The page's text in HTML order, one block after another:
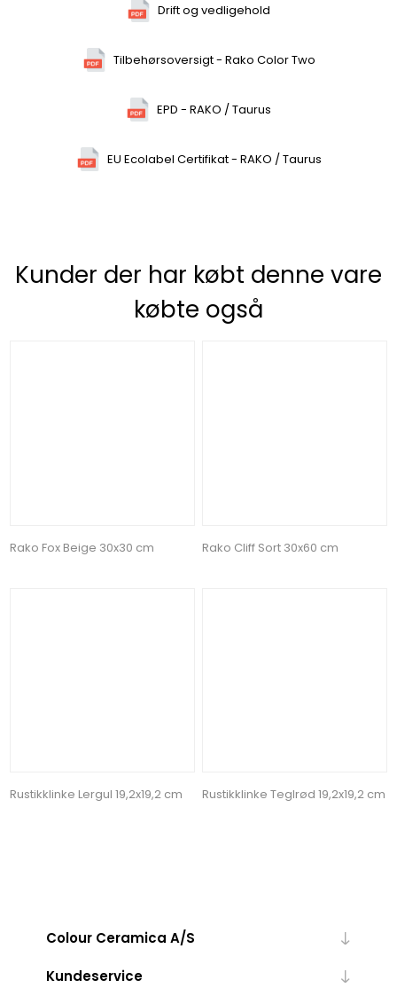
Drift og vedligehold
Tilbehørsoversigt - Rako Color Two
EPD - RAKO / Taurus
EU Ecolabel Certifikat - RAKO / Taurus
Kunder der har købt denne vare
købte også
Rako Fox Beige 30x30 cm Rako Cliff Sort 30x60 cm
Rustikklinke Lergul 19,2x19,2 cm Rustikklinke Teglrød 19,2x19,2 cm
Colour Ceramica A/S
Kundeservice